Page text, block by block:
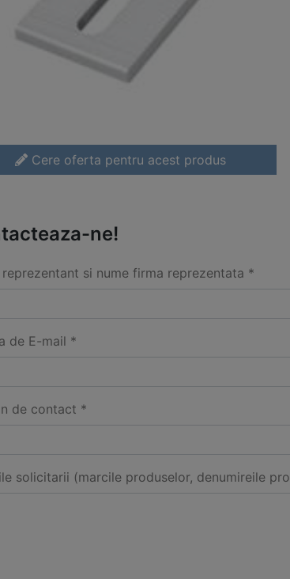
Cere oferta pentru acest produs
ne!
reprezentant si nume firma reprezentata *
de E-mail *
de contact *
solicitarii (marcile produselor, denumireile